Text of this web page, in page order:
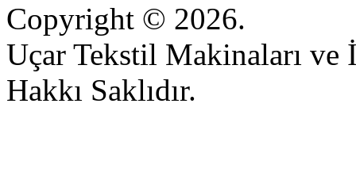
Copyright © 2026.
Uçar Tekstil Makinaları ve
Hakkı Saklıdır.